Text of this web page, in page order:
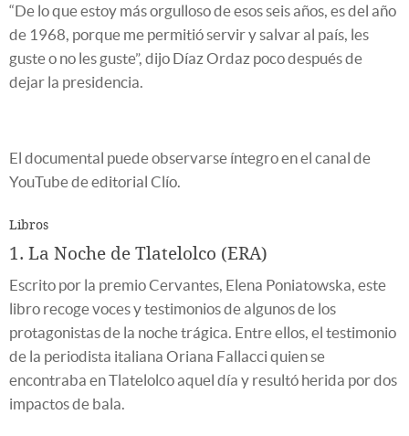
“De lo que estoy más orgulloso de esos seis años, es del año
de 1968, porque me permitió servir y salvar al país, les
guste o no les guste”, dijo Díaz Ordaz poco después de
dejar la presidencia.
El documental puede observarse íntegro en el canal de
YouTube de editorial Clío.
Libros
1. La Noche de Tlatelolco (ERA)
Escrito por la premio Cervantes, Elena Poniatowska, este
libro recoge voces y testimonios de algunos de los
protagonistas de la noche trágica. Entre ellos, el testimonio
de la periodista italiana Oriana Fallacci quien se
encontraba en Tlatelolco aquel día y resultó herida por dos
impactos de bala.